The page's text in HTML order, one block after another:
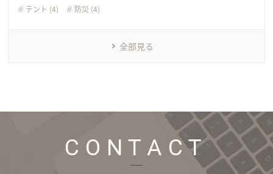
テント (4)
防災 (4)
全部見る
CONTACT